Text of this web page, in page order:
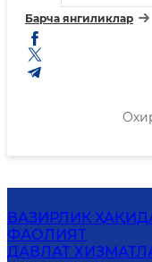
Барча янгиликлар
ВАЗИРЛИК
ФАОЛИЯТ
ДАВЛАТ